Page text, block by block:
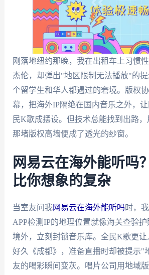
刚落地纽约那晚，我在出租车上习惯
杰伦，却弹出"地区限制无法播放"的
个留学生和华人都遇过的窘境。版权
幕，把海外IP隔绝在国内音乐之外，
民K歌成摆设。但技术总能找到出路，
那堵版权高墙便成了透光的纱窗。
网易云在海外能听吗
比你想象的复杂
当室友问我网易云在海外能听吗时，
APP检测IP的地理位置就像海关查验
境外，立刻封锁音乐库。全民K歌更让
好久《成都》，准备直播时却被提示"
友的喝彩瞬间变灰。唱片公司用地域